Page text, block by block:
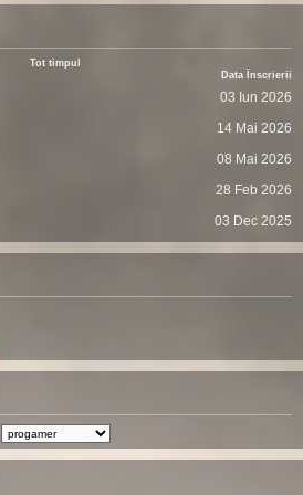
Tot timpul
Data Înscrierii
03 Iun 2026
14 Mai 2026
08 Mai 2026
28 Feb 2026
03 Dec 2025